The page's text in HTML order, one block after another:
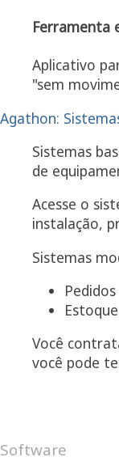
Ferramenta
Aplicativo
"sem
Agathon:
Sistemas
de
Acesse o
instalação,
Sistemas
Você
você pode
Software